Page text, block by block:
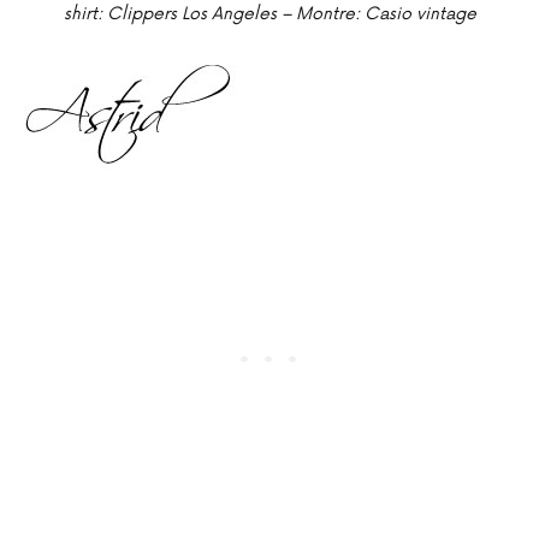
shirt: Clippers Los Angeles – Montre: Casio vintage